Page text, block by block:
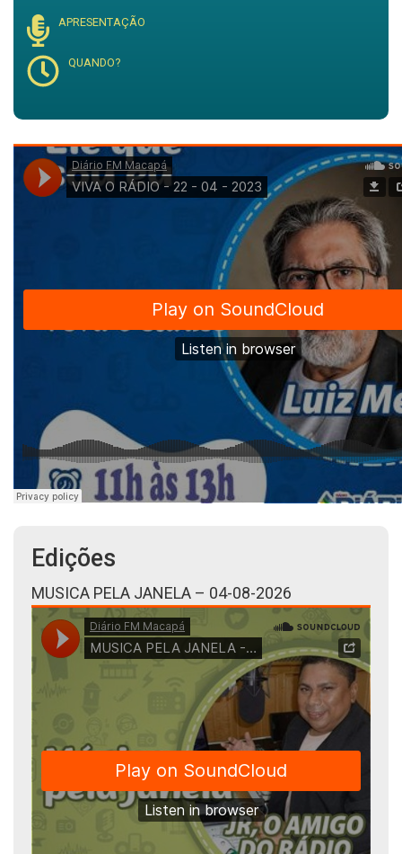
APRESENTAÇÃO
QUANDO?
Edições
MUSICA PELA JANELA – 04-08-2026